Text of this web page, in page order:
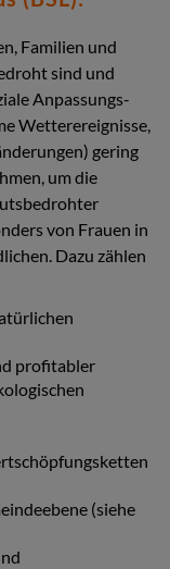
Familien und
sind und
Anpassungs-
Wetterereignisse,
gering
um die
von Frauen in
Dazu zählen
profitabler
(siehe